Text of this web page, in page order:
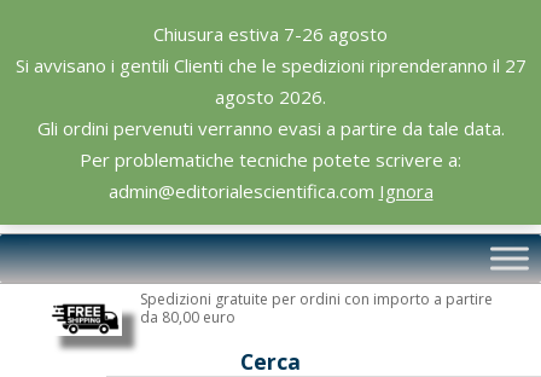
Chiusura estiva 7-26 agosto
Si avvisano i gentili Clienti che le spedizioni riprenderanno il 27
agosto 2026.
Gli ordini pervenuti verranno evasi a partire da tale data.
Per problematiche tecniche potete scrivere a:
admin@editorialescientifica.com Ignora
content
Editoriale
Scientifica
Primary
Navigation
Spedizioni gratuite per ordini con importo a partire
da 80,00 euro
Cerca